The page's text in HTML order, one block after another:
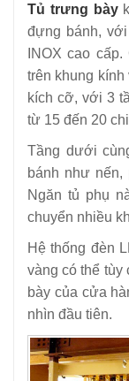
Tủ trưng bày
đựng bánh,
INOX cao
trên khung kính
kích cỡ, với 3
từ 15 đến 20
Tầng dưới
bánh như nến,
Ngăn tủ phụ
chuyển nhiều
Hệ thống đèn
vàng có thể tùy
bày của cửa
nhìn đầu tiên.